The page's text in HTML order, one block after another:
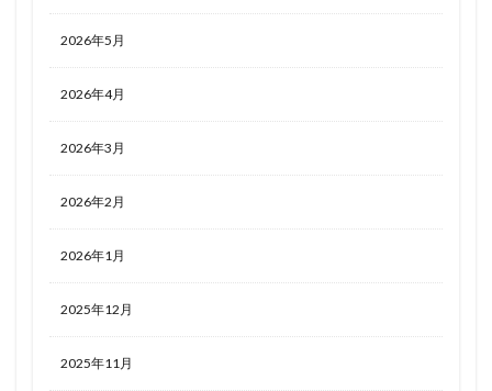
2026年5月
2026年4月
2026年3月
2026年2月
2026年1月
2025年12月
2025年11月